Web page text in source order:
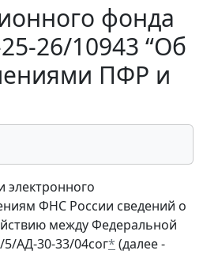
фонда
26/10943 “Об
ПФР и
ФНС России сведений о
между Федеральной
АД-30-33/04сог* (далее -